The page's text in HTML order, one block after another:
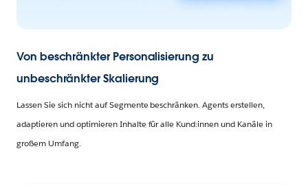
Von beschränkter Personalisierung zu
unbeschränkter Skalierung
Lassen Sie sich nicht auf Segmente beschränken. Agents erstellen,
adaptieren und optimieren Inhalte für alle Kund:innen und Kanäle in
großem Umfang.